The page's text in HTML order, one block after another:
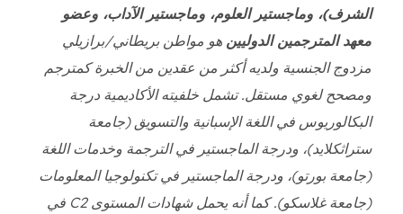
الشرف)، وماجستير العلوم، وماجستير الآداب، وعضو
معهد المترجمين الدوليين هو مواطن بريطاني/برازيلي
مزدوج الجنسية ولديه أكثر من عقدين من الخبرة كمترجم
ومصحح لغوي مستقل. تشمل خلفيته الأكاديمية درجة
البكالوريوس في اللغة الإسبانية والتسويق (جامعة
ستراثكلايد)، ودرجة الماجستير في الترجمة وخدمات اللغة
(جامعة بورتو)، ودرجة الماجستير في تكنولوجيا المعلومات
(جامعة غلاسكو). كما أنه يحمل شهادات المستوى C2 في